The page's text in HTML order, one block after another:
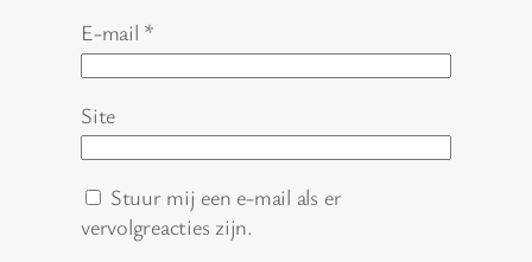
E-mail *
Site
Stuur mij een e-mail als er
vervolgreacties zijn.